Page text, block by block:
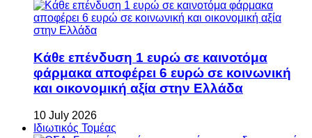
Κάθε επένδυση 1 ευρώ σε καινοτόμα
φάρμακα αποφέρει 6 ευρώ σε κοινωνική
και οικονομική αξία στην Ελλάδα
10 July 2026
Ιδιωτικός Τομέας